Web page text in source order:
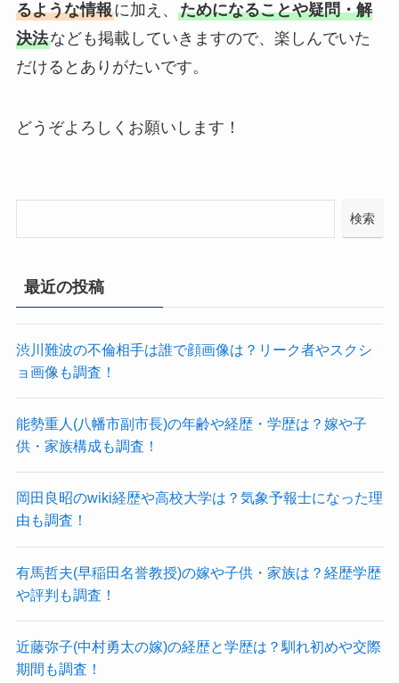
るような情報に加え、 ためになることや疑問・解
決法なども掲載していきますので、楽しんでいた
だけるとありがたいです。
どうぞよろしくお願いします！
検索
最近の投稿
渋川難波の不倫相手は誰で顔画像は？リーク者やスクシ
ョ画像も調査！
能勢重人(八幡市副市長)の年齢や経歴・学歴は？嫁や子
供・家族構成も調査！
岡田良昭のwiki経歴や高校大学は？気象予報士になった理
由も調査！
有馬哲夫(早稲田名誉教授)の嫁や子供・家族は？経歴学歴
や評判も調査！
近藤弥子(中村勇太の嫁)の経歴と学歴は？馴れ初めや交際
期間も調査！